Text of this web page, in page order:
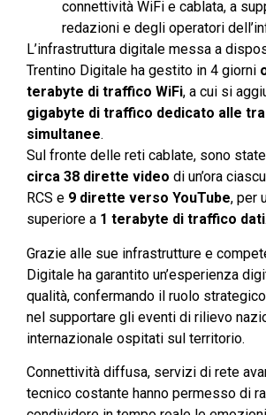
connettività WiFi e cablata, a
redazioni e degli operatori
L’infrastruttura digitale messa a
Trentino Digitale ha gestito in 4 giorni
terabyte di traffico WiFi, a cui si
gigabyte di traffico dedicato alle
simultanee.
Sul fronte delle reti cablate, sono
circa 38 dirette video di un’ora
RCS e 9 dirette verso YouTube, per
superiore a 1 terabyte di traffico dati.
Grazie alle sue infrastrutture e
Digitale ha garantito un’esperienza
qualità, confermando il ruolo
nel supportare gli eventi di rilievo
internazionale ospitati sul territorio.
Connettività diffusa, servizi di rete
tecnico costante hanno permesso di